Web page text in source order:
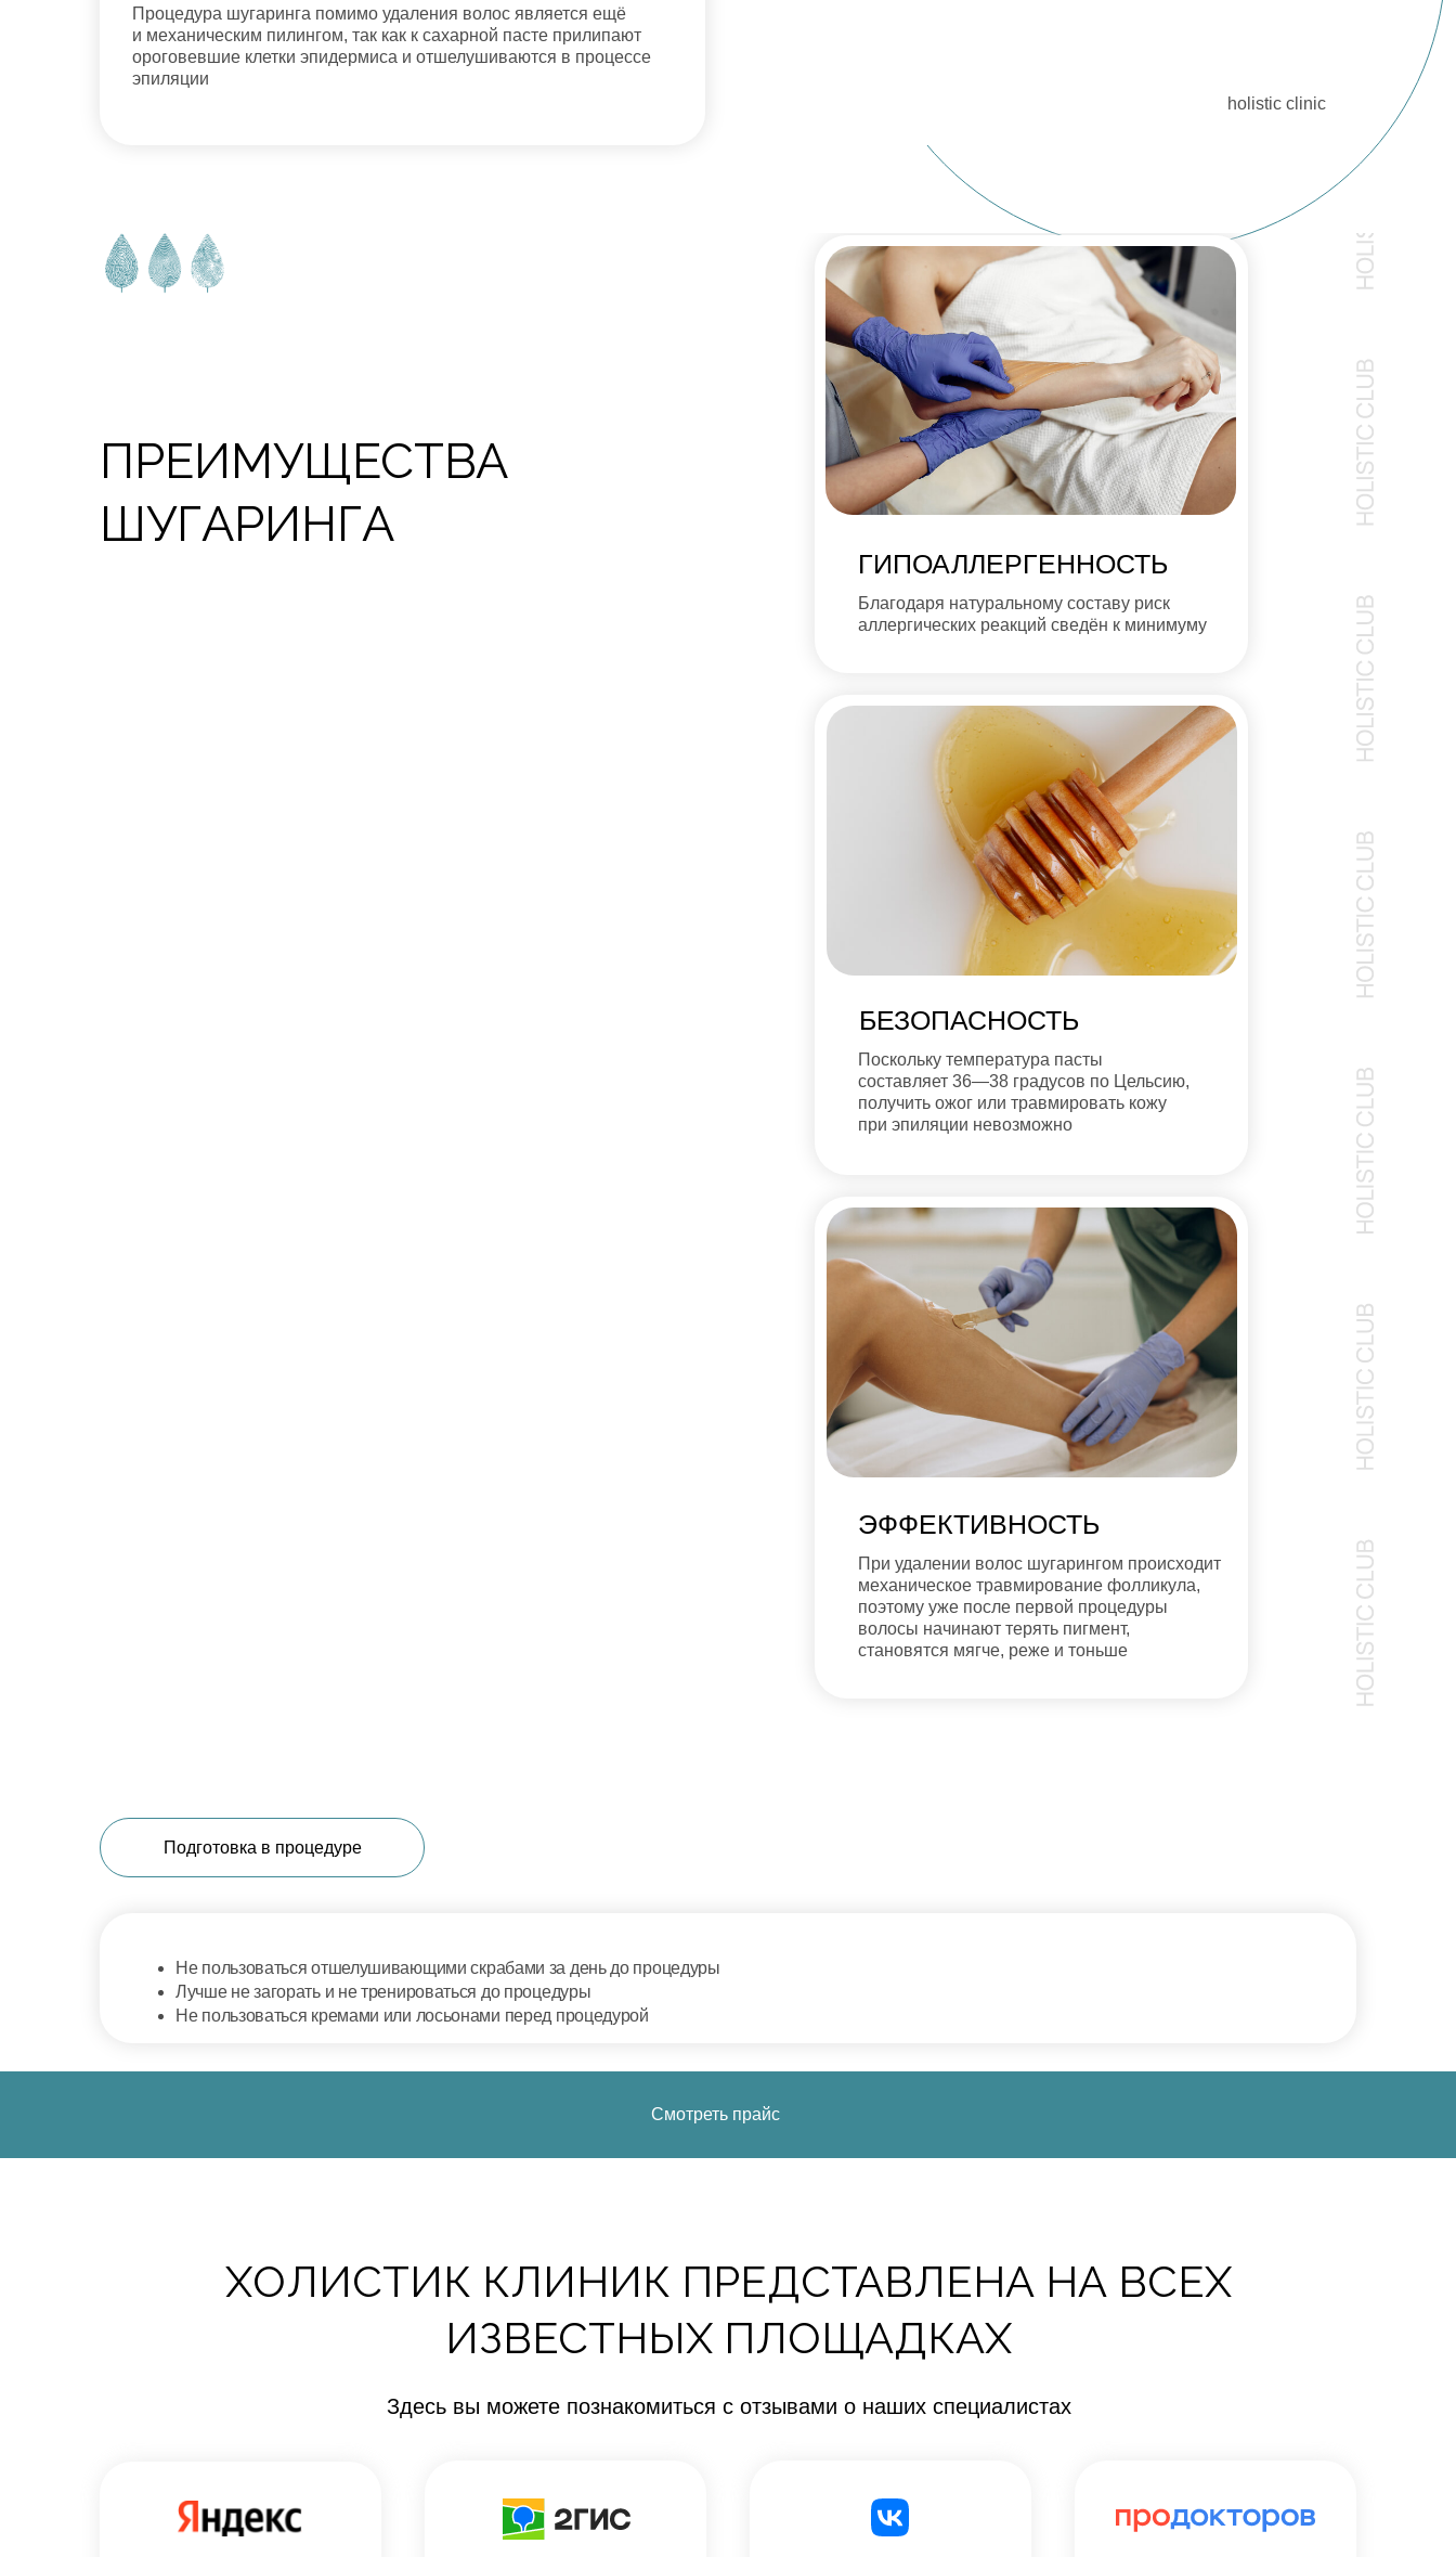
Процедура шугаринга помимо удаления волос является ещё
и механическим пилингом, так как к сахарной пасте прилипают
ороговевшие клетки эпидермиса и отшелушиваются в процессе
эпиляции
holistic clinic
БЕЗОПАСНОСТЬ
Поскольку температура пасты
составляет 36—38 градусов по Цельсию,
получить ожог или травмировать кожу
при эпиляции невозможно
ГИПОАЛЛЕРГЕННОСТЬ
Благодаря натуральному составу риск
аллергических реакций сведён к минимуму
ЭФФЕКТИВНОСТЬ
ПРЕИМУЩЕСТВА
ШУГАРИНГА
При удалении волос шугарингом происходит
механическое травмирование фолликула,
поэтому уже после первой процедуры
волосы начинают терять пигмент,
становятся мягче, реже и тоньше
Подготовка в процедуре
Не пользоваться отшелушивающими скрабами за день до процедуры
Лучше не загорать и не тренироваться до процедуры
Не пользоваться кремами или лосьонами перед процедурой
Смотреть прайс
ХОЛИСТИК КЛИНИК ПРЕДСТАВЛЕНА НА ВСЕХ
ИЗВЕСТНЫХ ПЛОЩАДКАХ
Здесь вы можете познакомиться с отзывами о наших специалистах